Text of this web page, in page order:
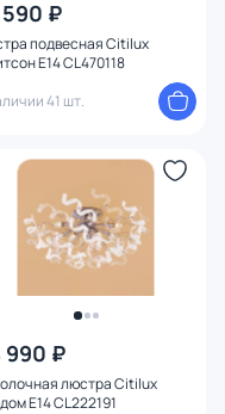
590 ₽
подвесная Citilux
E14 CL470118
41 шт.
990 ₽
люстра Citilux
E14 CL222191